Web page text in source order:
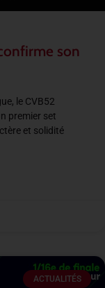
son
le CVB52
premier set
et solidité
ACTUALITÉS